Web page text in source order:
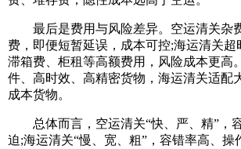
最后是费用与风险差异。空运清关杂
费，即便短暂延误，成本可控;海运清关超
滞箱费、柜租等高额费用，风险成本更高
件、高时效、高精密货物，海运清关适配
成本货物。
总体而言，空运清关“快、严、精”，
迫;海运清关“慢、宽、粗”，容错率高、操